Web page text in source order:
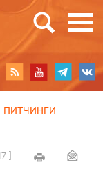
ПИТЧИНГИ